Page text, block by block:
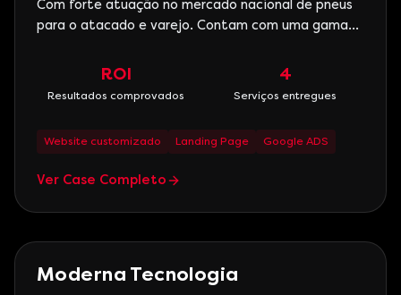
Com forte atuação no mercado nacional de pneus
para o atacado e varejo. Contam com uma gama
caminhonete, van, ônibus, caminhão, agro,
ROI
Resultados comprovados
4
Serviços entregues
Website customizado Landing Page Google ADS
Ver Case Completo
Marketing Digital
Moderna Tecnologia